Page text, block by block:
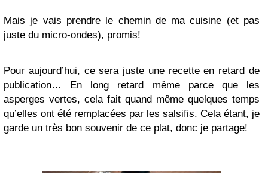
Mais je vais prendre le chemin de ma cuisine (et pas
juste du micro-ondes), promis!
Pour aujourd’hui, ce sera juste une recette en retard de
publication… En long retard même parce que les
asperges vertes, cela fait quand même quelques temps
qu’elles ont été remplacées par les salsifis. Cela étant, je
garde un très bon souvenir de ce plat, donc je partage!